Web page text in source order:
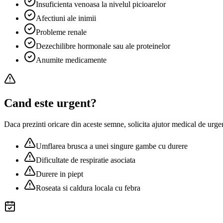
Insuficienta venoasa la nivelul picioarelor
Afectiuni ale inimii
Probleme renale
Dezechilibre hormonale sau ale proteinelor
Anumite medicamente
Cand este urgent?
Daca prezinti oricare din aceste semne, solicita ajutor medical de
Umflarea brusca a unei singure gambe cu durere
Dificultate de respiratie asociata
Durere in piept
Roseata si caldura locala cu febra